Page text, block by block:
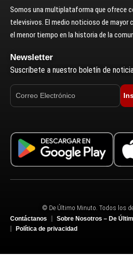
Somos una multiplataforma que ofrece
televisivos. El medio noticioso de mayor
el menor tiempo en la historia de la
Newsletter
Suscríbete a nuestro boletín de
© De Último Minuto. Todos los
Contáctanos
Sobre Nosotros – De
Política de privacidad